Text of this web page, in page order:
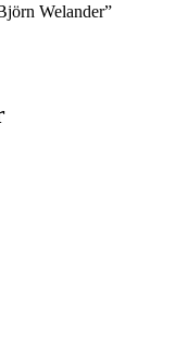
Welander”